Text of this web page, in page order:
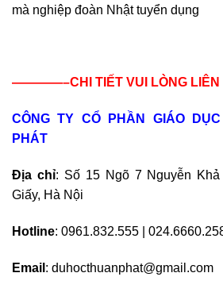
mà nghiệp đoàn Nhật tuyển dụng
————–CHI TIẾT VUI LÒNG
CÔNG TY CỔ PHẦN GIÁO
PHÁT
Địa chỉ: Số 15 Ngõ 7 Nguyễn
Giấy, Hà Nội
Hotline: 0961.832.555 |
Email : duhocthuanphat@gmail.com